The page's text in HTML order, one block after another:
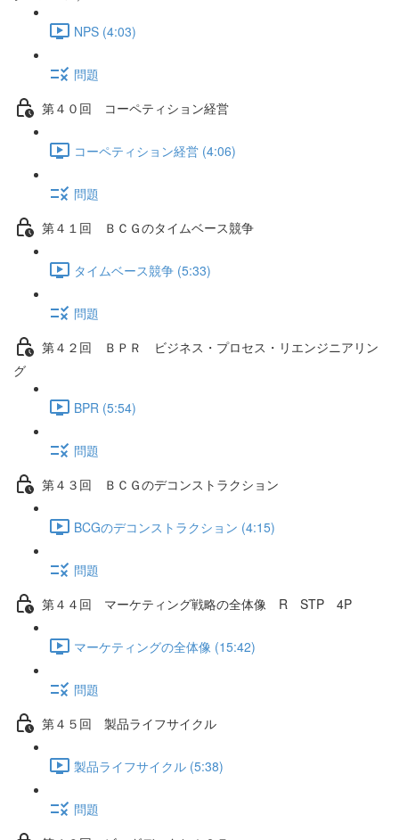
NPS (4:03)
問題
第４０回 コーペティション経営
コーペティション経営 (4:06)
問題
第４１回 ＢＣＧのタイムベース競争
タイムベース競争 (5:33)
問題
第４２回 ＢＰＲ ビジネス・プロセス・リエンジニアリン
グ
BPR (5:54)
問題
第４３回 ＢＣＧのデコンストラクション
BCGのデコンストラクション (4:15)
問題
第４４回 マーケティング戦略の全体像 R STP 4P
マーケティングの全体像 (15:42)
問題
第４５回 製品ライフサイクル
製品ライフサイクル (5:38)
問題